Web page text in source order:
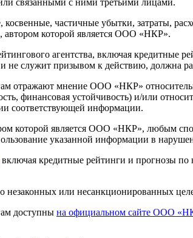
связанными с ними третьими лицами.
частичные убытки, затраты,
которой является ООО «НКР».
агентства, включая кредитные
не служит призывом к действию, должна
отражают мнение ООО «НКР»
финансовая устойчивость) и/или
соответствующей информации.
которой является ООО «НКР», любым
указанной информации в
включая кредитные рейтинги и прогнозы
или несанкционированных
доступны на официальном сайте ООО